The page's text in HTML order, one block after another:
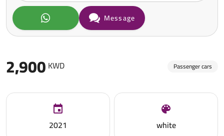
2,900 KWD Passenger cars
2021 white
Message